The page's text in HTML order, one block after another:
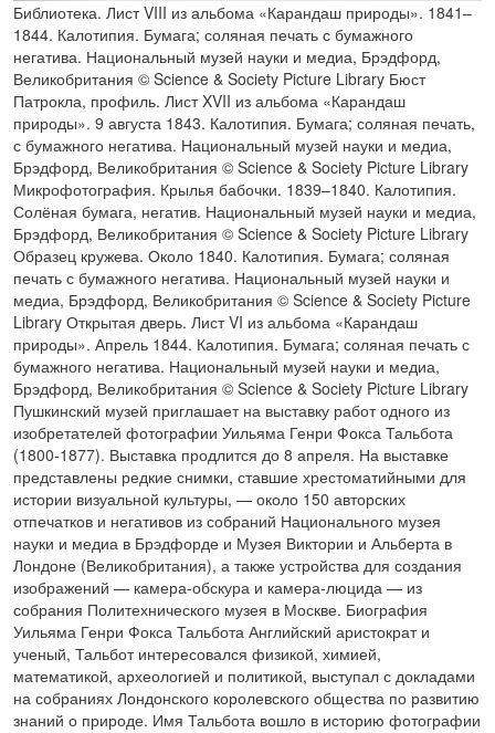
Библиотека. Лист VIII из альбома «Карандаш природы». 1841–
1844. Калотипия. Бумага; соляная печать с бумажного
негатива. Национальный музей науки и медиа, Брэдфорд,
Великобритания © Science & Society Picture Library Бюст
Патрокла, профиль. Лист XVII из альбома «Карандаш
природы». 9 августа 1843. Калотипия. Бумага; соляная печать,
с бумажного негатива. Национальный музей науки и медиа,
Брэдфорд, Великобритания © Science & Society Picture Library
Микрофотография. Крылья бабочки. 1839–1840. Калотипия.
Солёная бумага, негатив. Национальный музей науки и медиа,
Брэдфорд, Великобритания © Science & Society Picture Library
Образец кружева. Около 1840. Калотипия. Бумага; соляная
печать с бумажного негатива. Национальный музей науки и
медиа, Брэдфорд, Великобритания © Science & Society Picture
Library Открытая дверь. Лист VI из альбома «Карандаш
природы». Апрель 1844. Калотипия. Бумага; соляная печать с
бумажного негатива. Национальный музей науки и медиа,
Брэдфорд, Великобритания © Science & Society Picture Library
Пушкинский музей приглашает на выставку работ одного из
изобретателей фотографии Уильяма Генри Фокса Тальбота
(1800-1877). Выставка продлится до 8 апреля. На выставке
представлены редкие снимки, ставшие хрестоматийными для
истории визуальной культуры, — около 150 авторских
отпечатков и негативов из собраний Национального музея
науки и медиа в Брэдфорде и Музея Виктории и Альберта в
Лондоне (Великобритания), а также устройства для создания
изображений — камера-обскура и камера-люцида — из
собрания Политехнического музея в Москве. Биография
Уильяма Генри Фокса Тальбота Английский аристократ и
ученый, Тальбот интересовался физикой, химией,
математикой, археологией и политикой, выступал с докладами
на собраниях Лондонского королевского общества по развитию
знаний о природе. Имя Тальбота вошло в историю фотографии